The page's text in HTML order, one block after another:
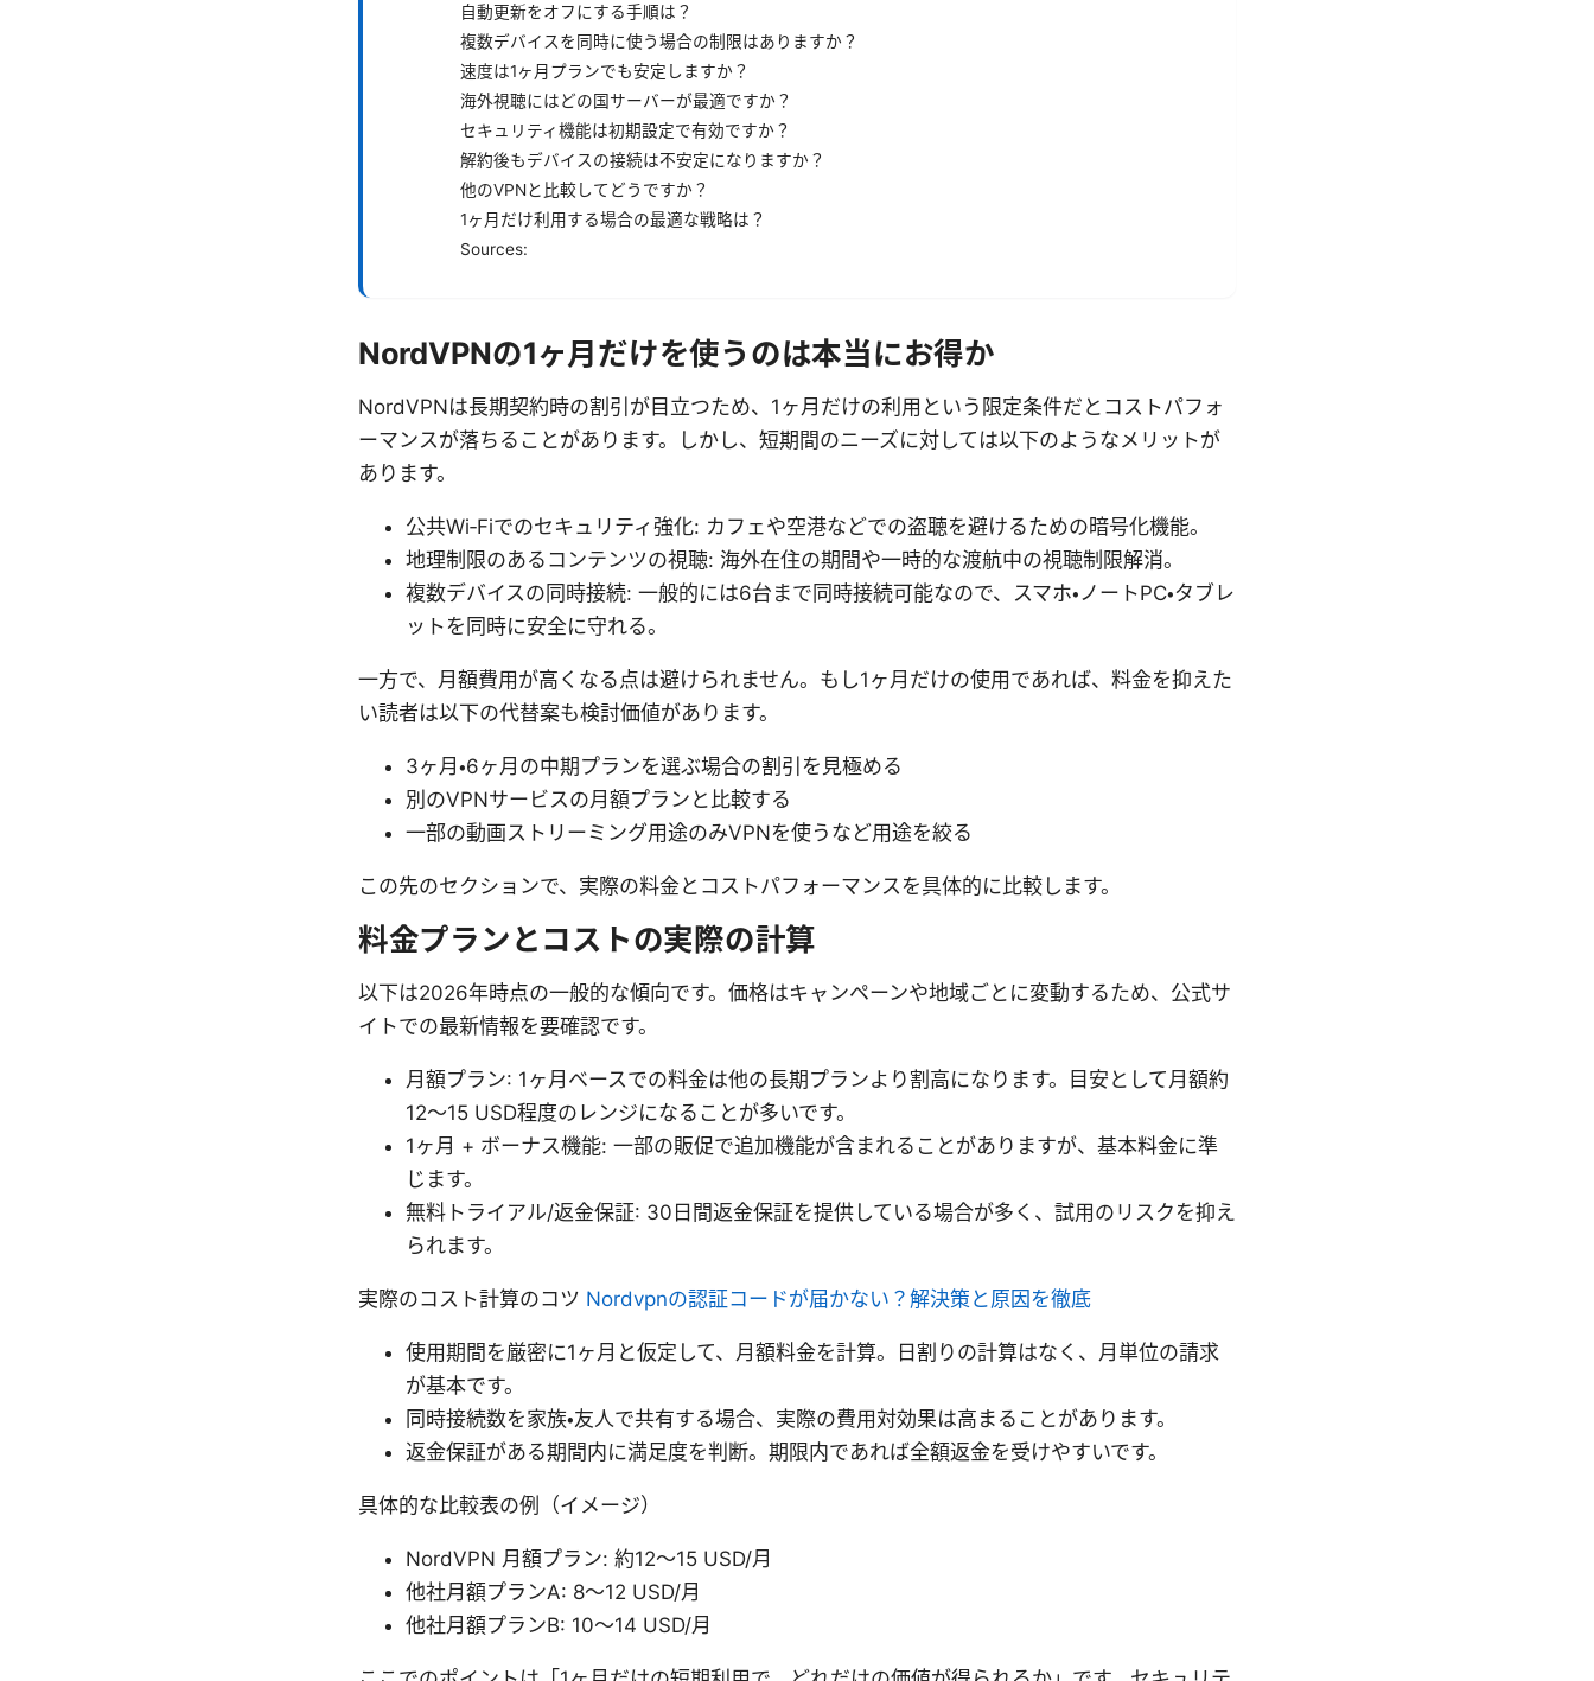
自動更新をオフにする手順は？
複数デバイスを同時に使う場合の制限はありますか？
速度は1ヶ月プランでも安定しますか？
海外視聴にはどの国サーバーが最適ですか？
セキュリティ機能は初期設定で有効ですか？
解約後もデバイスの接続は不安定になりますか？
他のVPNと比較してどうですか？
1ヶ月だけ利用する場合の最適な戦略は？
Sources:
NordVPNの1ヶ月だけを使うのは本当にお得か
NordVPNは長期契約時の割引が目立つため、1ヶ月だけの利用という限定条件だとコストパフォ
ーマンスが落ちることがあります。しかし、短期間のニーズに対しては以下のようなメリットが
あります。
公共Wi‑Fiでのセキュリティ強化: カフェや空港などでの盗聴を避けるための暗号化機能。
地理制限のあるコンテンツの視聴: 海外在住の期間や一時的な渡航中の視聴制限解消。
複数デバイスの同時接続: 一般的には6台まで同時接続可能なので、スマホ・ノートPC・タブレ
ットを同時に安全に守れる。
一方で、月額費用が高くなる点は避けられません。もし1ヶ月だけの使用であれば、料金を抑えた
い読者は以下の代替案も検討価値があります。
3ヶ月・6ヶ月の中期プランを選ぶ場合の割引を見極める
別のVPNサービスの月額プランと比較する
一部の動画ストリーミング用途のみVPNを使うなど用途を絞る
この先のセクションで、実際の料金とコストパフォーマンスを具体的に比較します。
料金プランとコストの実際の計算
以下は2026年時点の一般的な傾向です。価格はキャンペーンや地域ごとに変動するため、公式サ
イトでの最新情報を要確認です。
月額プラン: 1ヶ月ベースでの料金は他の長期プランより割高になります。目安として月額約
12〜15 USD程度のレンジになることが多いです。
1ヶ月 + ボーナス機能: 一部の販促で追加機能が含まれることがありますが、基本料金に準
じます。
無料トライアル/返金保証: 30日間返金保証を提供している場合が多く、試用のリスクを抑え
られます。
実際のコスト計算のコツ Nordvpnの認証コードが届かない？解決策と原因を徹底
使用期間を厳密に1ヶ月と仮定して、月額料金を計算。日割りの計算はなく、月単位の請求
が基本です。
同時接続数を家族・友人で共有する場合、実際の費用対効果は高まることがあります。
返金保証がある期間内に満足度を判断。期限内であれば全額返金を受けやすいです。
具体的な比較表の例（イメージ）
NordVPN 月額プラン: 約12〜15 USD/月
他社月額プランA: 8〜12 USD/月
他社月額プランB: 10〜14 USD/月